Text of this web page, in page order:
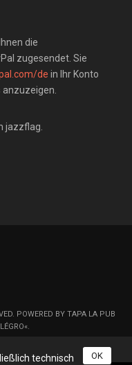
die
zugesendet. Sie
de in Ihr Konto
jazzflag.
POWERED BY TAPA LA PUB
technisch OK